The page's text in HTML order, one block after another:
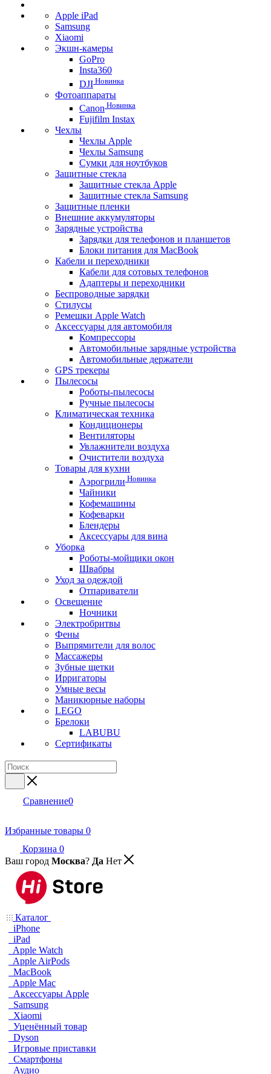
Apple iPad
Samsung
Xiaomi
Экшн-камеры
GoPro
Insta360
DJI Новинка
Фотоаппараты
Canon Новинка
Fujifilm Instax
Чехлы
Чехлы Apple
Чехлы Samsung
Сумки для ноутбуков
Защитные стекла
Защитные стекла Apple
Защитные стекла Samsung
Защитные пленки
Внешние аккумуляторы
Зарядные устройства
Зарядки для телефонов и планшетов
Блоки питания для MacBook
Кабели и переходники
Кабели для сотовых телефонов
Адаптеры и переходники
Беспроводные зарядки
Стилусы
Ремешки Apple Watch
Аксессуары для автомобиля
Компрессоры
Автомобильные зарядные устройства
Автомобильные держатели
GPS трекеры
Пылесосы
Роботы-пылесосы
Ручные пылесосы
Климатическая техника
Кондиционеры
Вентиляторы
Увлажнители воздуха
Очистители воздуха
Товары для кухни
Аэрогрили Новинка
Чайники
Кофемашины
Кофеварки
Блендеры
Аксессуары для вина
Уборка
Роботы-мойщики окон
Швабры
Уход за одеждой
Отпариватели
Освещение
Ночники
Электробритвы
Фены
Выпрямители для волос
Массажеры
Зубные щетки
Ирригаторы
Умные весы
Маникюрные наборы
LEGO
Брелоки
LABUBU
Сертификаты
Сравнение0
Избранные товары 0
Корзина 0
Ваш город Москва? Да Нет
Каталог
iPhone
iPad
Apple Watch
Apple AirPods
MacBook
Apple Mac
Аксессуары Apple
Samsung
Xiaomi
Уценённый товар
Dyson
Игровые приставки
Смартфоны
Аудио